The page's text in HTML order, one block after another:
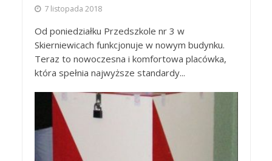
7 listopada 2018
Od poniedziałku Przedszkole nr 3 w
Skierniewicach funkcjonuje w nowym budynku.
Teraz to nowoczesna i komfortowa placówka,
która spełnia najwyższe standardy...